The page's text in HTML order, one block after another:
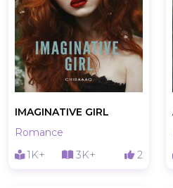
IMAGINATIVE GIRL
Romance
1K+
3K+ 2